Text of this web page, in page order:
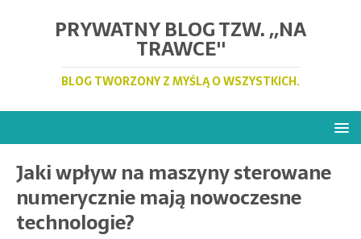
PRYWATNY BLOG TZW. ,,NA
TRAWCE''
BLOG TWORZONY Z MYŚLĄ O WSZYSTKICH.
Jaki wpływ na maszyny sterowane
numerycznie mają nowoczesne
technologie?